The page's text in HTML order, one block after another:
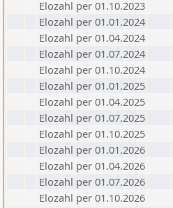
Elozahl per 01.10.2023
Elozahl per 01.01.2024
Elozahl per 01.04.2024
Elozahl per 01.07.2024
Elozahl per 01.10.2024
Elozahl per 01.01.2025
Elozahl per 01.04.2025
Elozahl per 01.07.2025
Elozahl per 01.10.2025
Elozahl per 01.01.2026
Elozahl per 01.04.2026
Elozahl per 01.07.2026
Elozahl per 01.10.2026